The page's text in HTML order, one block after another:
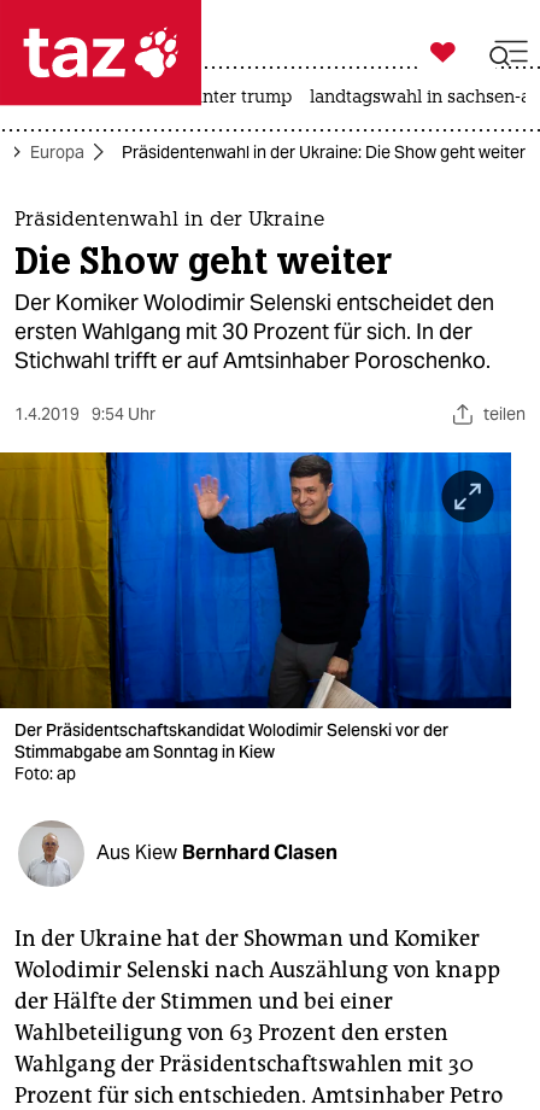
 taz zahl ich
taz zahl ich
themen
politik
öko
sport
berlin
wahrheit
verlag
verlag
shop
fragen & hilfe
unterstützen
abo
genossenschaft
epaper login

taz zahl ich
usa unter trump landtagswahl in sachsen-
Europa Präsidentenwahl in der Ukraine: Die Show geht weiter
Präsidentenwahl in der Ukraine
Die Show geht weiter
Der Komiker Wolodimir Selenski entscheidet den
ersten Wahlgang mit 30 Prozent für sich. In der
Stichwahl trifft er auf Amtsinhaber Poroschenko.
1.4.2019 9:54 Uhr teilen
Der Präsidentschaftskandidat Wolodimir Selenski vor der
Stimmabgabe am Sonntag in Kiew
Foto: ap
Aus Kiew Bernhard Clasen
In der Ukraine hat der Showman und Komiker
Wolodimir Selenski nach Auszählung von knapp
der Hälfte der Stimmen und bei einer
Wahlbeteiligung von 63 Prozent den ersten
Wahlgang der Präsidentschaftswahlen mit 30
Prozent für sich entschieden. Amtsinhaber Petro